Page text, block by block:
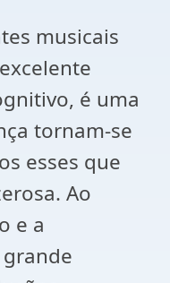
musicais
é uma
tornam-se
esses que
Ao
e a